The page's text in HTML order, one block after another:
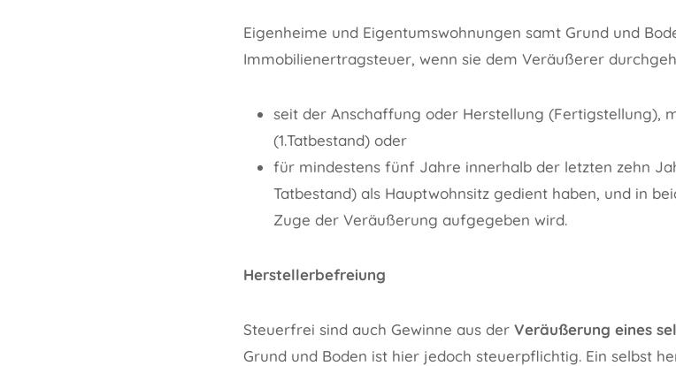
Eigenheime und Eigentumswohnungen samt Grund und
Immobilienertragsteuer, wenn sie dem Veräußerer
seit der Anschaffung oder Herstellung (Fertigstellung),
(1.Tatbestand) oder
für mindestens fünf Jahre innerhalb der letzten zehn
Tatbestand) als Hauptwohnsitz gedient haben, und in
Zuge der Veräußerung aufgegeben wird.
Herstellerbefreiung
Steuerfrei sind auch Gewinne aus der Veräußerung eines
Grund und Boden ist hier jedoch steuerpflichtig. Ein selbst